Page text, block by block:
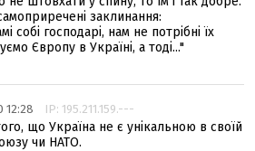
заклинання:
собі господарі, нам не потрібні їх
Європу в Україні, а тоді..."
12:28 IP: 195.211.159.---
що Україна не є унікальною в своїй
чи НАТО.